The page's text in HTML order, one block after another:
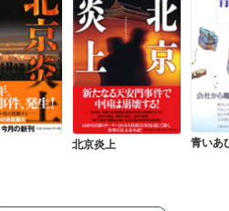
北京炎上 青いあ